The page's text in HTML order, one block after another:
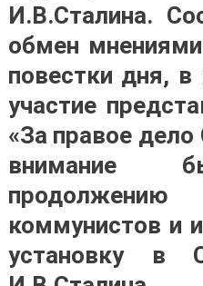
И.В.Сталина.
обмен
повестки дня, в
участие
«За правое
внимание
коммунистов и
установку в